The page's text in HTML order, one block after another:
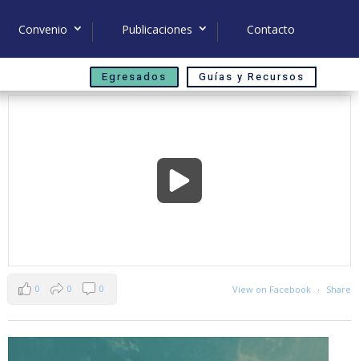
Convenio Publicaciones Contacto
Egresados
Guías y Recursos
View on Facebook · Share
0 0 0